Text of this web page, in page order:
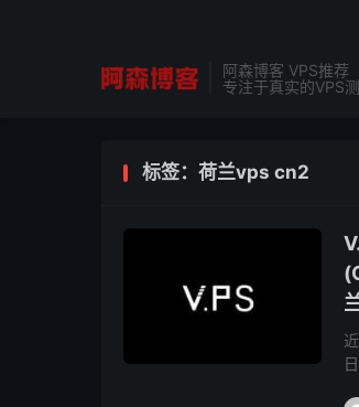
阿森博客 VPS推荐
专注于真实的VPS
标签：荷兰vps cn2